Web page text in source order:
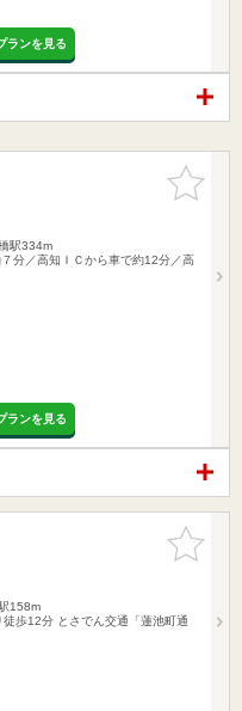
ランを見る
お気に入
りに追加
駅334m
７分／高知ＩＣから車で約12分／高
ランを見る
お気に入
りに追加
158m
歩12分 とさでん交通「蓮池町通